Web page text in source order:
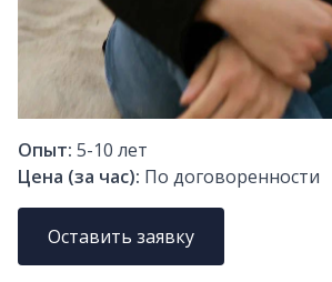
Опыт: 5-10 лет
Цена (за час): По договоренности
Оставить заявку